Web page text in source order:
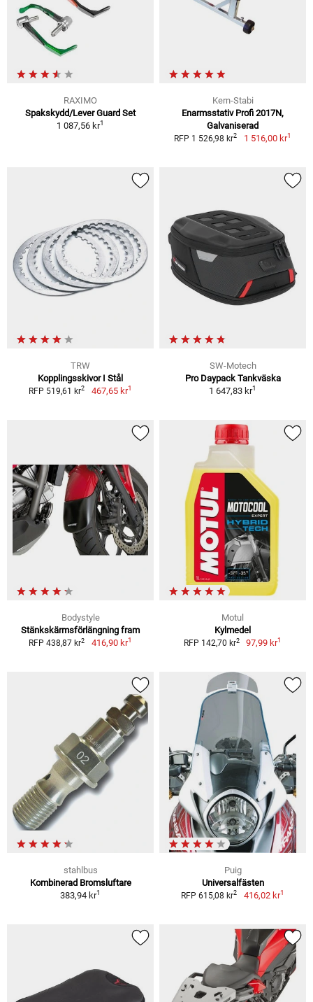
RAXIMO
Spakskydd/Lever Guard Set
1 087,56 kr1
Kern-Stabi
Enarmsstativ Profi 2017N,
Galvaniserad
RFP 1 526,98 kr2 1 516,00 kr1
TRW
Kopplingsskivor I Stål
RFP 519,61 kr2 467,65 kr1
SW-Motech
Pro Daypack Tankväska
1 647,83 kr1
Bodystyle
Stänkskärmsförlängning fram
RFP 438,87 kr2 416,90 kr1
Motul
Kylmedel
RFP 142,70 kr2 97,99 kr1
stahlbus
Kombinerad Bromsluftare
383,94 kr1
Puig
Universalfästen
RFP 615,08 kr2 416,02 kr1